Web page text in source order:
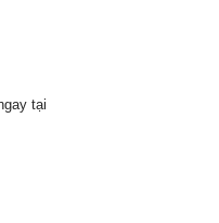
tại